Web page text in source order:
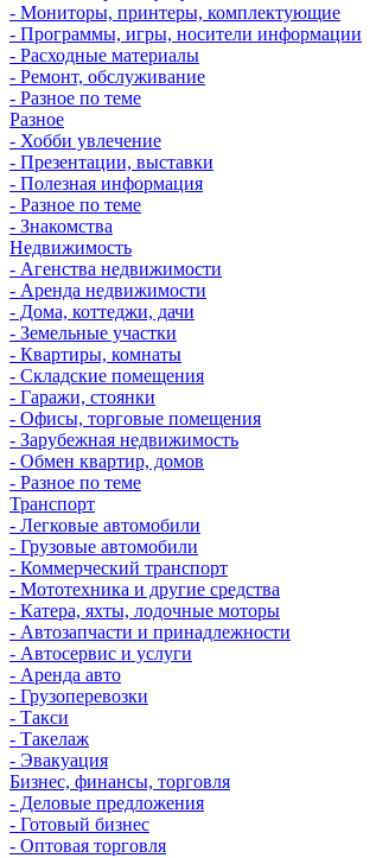
- Мониторы, принтеры, комплектующие
- Программы, игры, носители информации
- Расходные материалы
- Ремонт, обслуживание
- Разное по теме
Разное
- Хобби увлечение
- Презентации, выставки
- Полезная информация
- Разное по теме
- Знакомства
Недвижимость
- Агенства недвижимости
- Аренда недвижимости
- Дома, коттеджи, дачи
- Земельные участки
- Квартиры, комнаты
- Складские помещения
- Гаражи, стоянки
- Офисы, торговые помещения
- Зарубежная недвижимость
- Обмен квартир, домов
- Разное по теме
Транспорт
- Легковые автомобили
- Грузовые автомобили
- Коммерческий транспорт
- Мототехника и другие средства
- Катера, яхты, лодочные моторы
- Автозапчасти и принадлежности
- Автосервис и услуги
- Аренда авто
- Грузоперевозки
- Такси
- Такелаж
- Эвакуация
Бизнес, финансы, торговля
- Деловые предложения
- Готовый бизнес
- Оптовая торговля